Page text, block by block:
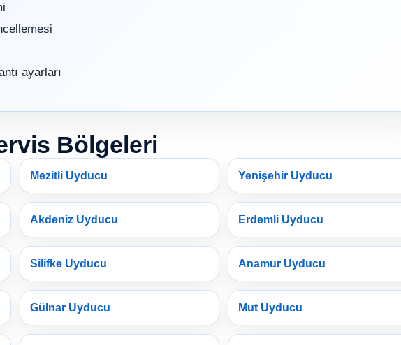
ayarları
Bölgeleri
Mezitli Uyducu Yenişehir Uyducu
Akdeniz Uyducu Erdemli Uyducu
Silifke Uyducu Anamur Uyducu
Gülnar Uyducu Mut Uyducu